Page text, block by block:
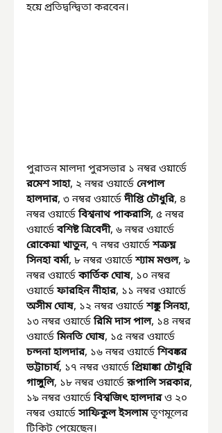
হয়ে প্রতিদ্বন্দ্বিতা করবেন।
পুরাতন মালদা পুরসভার ১ নম্বর ওয়ার্ডে
রমেশ সাহা, ২ নম্বর ওয়ার্ডে নেপাল
হালদার, ৩ নম্বর ওয়ার্ডে দীপ্তি চৌধুরি, ৪
নম্বর ওয়ার্ডে বিশ্বনাথ পাকরাসি, ৫ নম্বর
ওয়ার্ডে বশিষ্ট ত্রিবেদী, ৬ নম্বর ওয়ার্ডে
রোকেয়া খাতুন, ৭ নম্বর ওয়ার্ডে শত্রুঘ্ন
সিনহা বর্মা, ৮ নম্বর ওয়ার্ডে শ্যাম মণ্ডল, ৯
নম্বর ওয়ার্ডে কার্তিক ঘোষ, ১০ নম্বর
ওয়ার্ডে ফারহিন নীহার, ১১ নম্বর ওয়ার্ডে
অসীম ঘোষ, ১২ নম্বর ওয়ার্ডে শঙ্কু সিনহা,
১৩ নম্বর ওয়ার্ডে রিমি দাস পাল, ১৪ নম্বর
ওয়ার্ডে মিনতি ঘোষ, ১৫ নম্বর ওয়ার্ডে
চন্দনা হালদার, ১৬ নম্বর ওয়ার্ডে শিবঙ্কর
ভট্টাচার্য, ১৭ নম্বর ওয়ার্ডে প্রিয়াঙ্কা চৌধুরি
গাঙ্গুলি, ১৮ নম্বর ওয়ার্ডে রূপালি সরকার,
১৯ নম্বর ওয়ার্ডে বিশ্বজিৎ হালদার ও ২০
নম্বর ওয়ার্ডে সাফিকুল ইসলাম তৃণমূলের
টিকিট পেয়েছেন।